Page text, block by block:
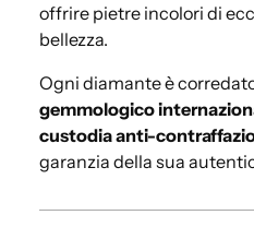
offrire pietre incolori di
bellezza.
Ogni diamante è
gemmologico
custodia anti-
garanzia della sua